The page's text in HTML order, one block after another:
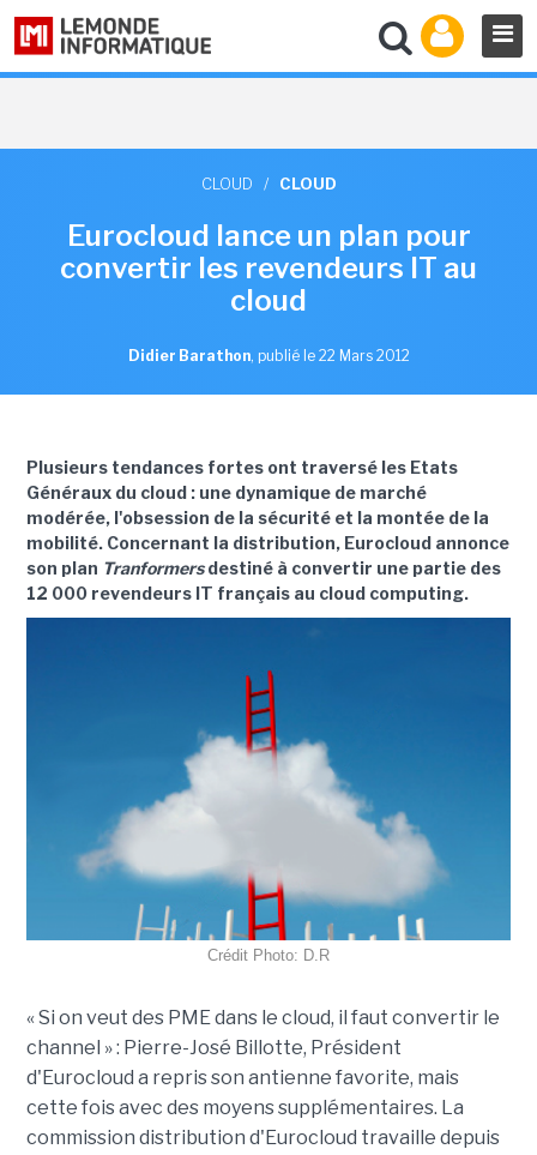
CLOUD / CLOUD
Eurocloud lance un plan pour
convertir les revendeurs IT au
cloud
Didier Barathon, publié le 22 Mars 2012
Plusieurs tendances fortes ont traversé les Etats
Généraux du cloud : une dynamique de marché
modérée, l'obsession de la sécurité et la montée de la
mobilité. Concernant la distribution, Eurocloud annonce
son plan Tranformersdestiné à convertir une partie des
12 000 revendeurs IT français au cloud computing.
Crédit Photo: D.R
« Si on veut des PME dans le cloud, il faut convertir le
channel » : Pierre-José Billotte, Président
d'Eurocloud a repris son antienne favorite, mais
cette fois avec des moyens supplémentaires. La
commission distribution d'Eurocloud travaille depuis